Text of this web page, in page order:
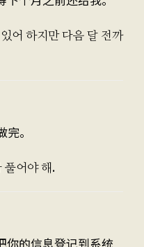
어 하지만 다음 달 전까
。
풀어야 해.
你的信息登记到系统